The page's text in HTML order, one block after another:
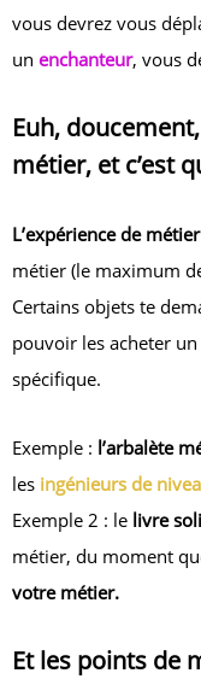
vous devrez vous
un enchanteur, vous
Euh,
métier, et c’est
L’expérience de métier
métier (le maximum
Certains objets te
pouvoir les acheter
spécifique.
Exemple : l’arbalète
les ingénieurs de
Exemple 2 : le livre
métier, du moment
votre métier.
Et les points de